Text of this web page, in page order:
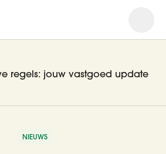
regels: jouw vastgoed update
NIEUWS